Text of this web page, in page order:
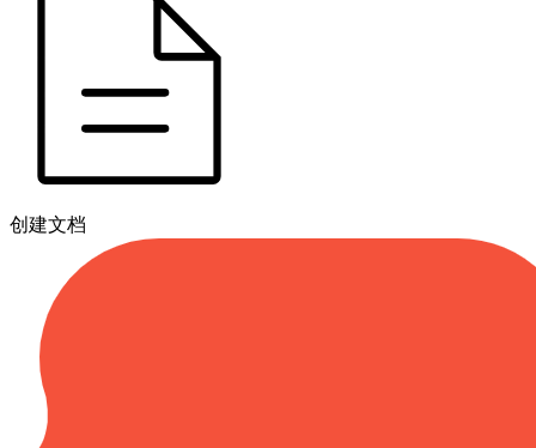
创建文档